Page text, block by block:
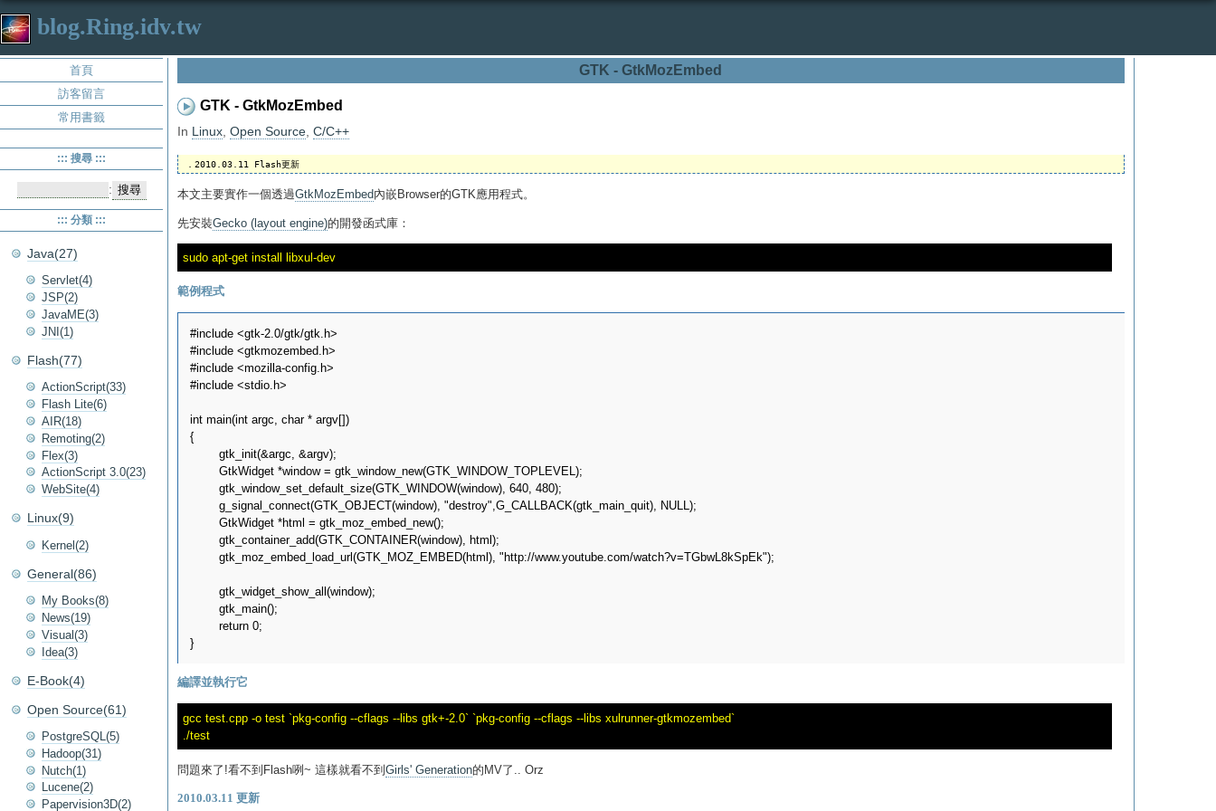
blog.Ring.idv.tw
GTK - GtkMozEmbed
GTK - GtkMozEmbed
In Linux Open Source C/C++
本文主要實作一個透過GtkMozEmbed內嵌Browser的GTK應用程式。
先安裝Gecko (layout engine)的開發函式庫：
範例程式
#include <gtk-2.0/gtk/gtk.h>
#include <gtkmozembed.h>
#include <mozilla-config.h>
#include <stdio.h>
int main(int argc, char * argv[])
{
        gtk_init(&argc, &argv);
        GtkWidget *window = gtk_window_new(GTK_WINDOW_TOPLEVEL);
        gtk_window_set_default_size(GTK_WINDOW(window), 640, 480);
        g_signal_connect(GTK_OBJECT(window), "destroy",G_CALLBACK(gtk_main_quit), NULL);
        GtkWidget *html = gtk_moz_embed_new();
        gtk_container_add(GTK_CONTAINER(window), html);
        gtk_moz_embed_load_url(GTK_MOZ_EMBED(html), "http://www.youtube.com/watch?v=TGbwL8kSpEk");
        gtk_widget_show_all(window);
        gtk_main();
        return 0;
}
編譯並執行它
gcc test.cpp -o test `pkg-config --cflags --libs gtk+-2.0` `pkg-config --cflags --libs xulrunner-gtkmozembed`
問題來了!看不到Flash咧~ 這樣就看不到Girls' Generation的MV了.. Orz
2010.03.11 更新
首頁
訪客留言
常用書籤
::: 搜尋 :::
:
::: 分類 :::
Java(27)
Servlet(4)
JSP(2)
JavaME(3)
JNI(1)
Flash(77)
ActionScript(33)
Flash Lite(6)
AIR(18)
Remoting(2)
Flex(3)
ActionScript 3.0(23)
WebSite(4)
Linux(9)
Kernel(2)
General(86)
My Books(8)
News(19)
Visual(3)
Idea(3)
E-Book(4)
Open Source(61)
PostgreSQL(5)
Hadoop(31)
Nutch(1)
Lucene(2)
Papervision3D(2)